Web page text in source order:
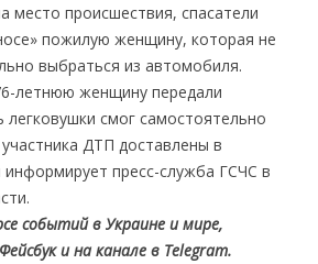
место происшествия, спасатели
пожилую женщину, которая не
выбраться из автомобиля.
летнюю женщину передали
смог самостоятельно
ДТП доставлены в
пресс-служба ГСЧС в
событий в Украине и мире,
и на канале в Telegram.